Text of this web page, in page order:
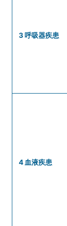
3 呼吸器疾患
4 血液疾患